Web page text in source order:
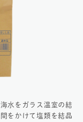
水をガラス温室の結
をかけて塩類を結晶